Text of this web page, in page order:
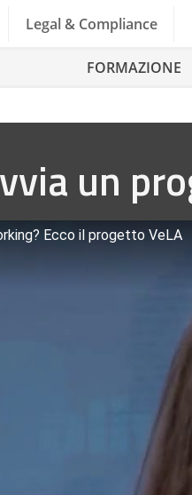
Legal & Compliance
FORMAZIONE
un
Ecco il progetto VeLA